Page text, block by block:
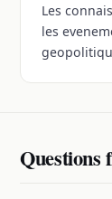
Les
les
Questions